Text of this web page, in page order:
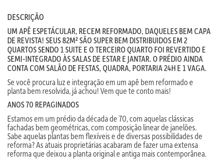
DESCRIÇÃO
UM APÊ ESPETÁCULAR, RECEM REFORMADO, DAQUELES BEM CAPA
DE REVISTA! SEUS 82M² SÃO SUPER BEM DISTRIBUIDOS EM 2
QUARTOS SENDO 1 SUITE E O TERCEIRO QUARTO FOI REVERTIDO E
SEMI-INTEGRADO ÀS SALAS DE ESTAR E JANTAR. O PRÉDIO AINDA
CONTA COM SALÃO DE FESTAS, QUADRA, PORTARIA 24H E 1 VAGA.
Se você procura luz e integração em um apê bem reformado e
planta bem resolvida, já achou! Vem que te conto mais!
ANOS 70 REPAGINADOS
Estamos em um prédio da década de 70, com aquelas clássicas
fachadas bem geométricas, com composição linear de janelões.
Sabe aquelas plantas bem flexíveis e de diversas possibilidades de
reforma? As atuais proprietárias acabaram de fazer uma extensa
reforma que deixou a planta original e antiga mais contemporânea.